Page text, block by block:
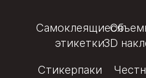
Самоклеящиеся
этикетки
Стикерпаки
3D